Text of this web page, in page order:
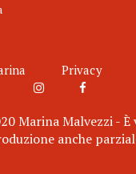
Privacy
Marina Malvezzi - È
anche